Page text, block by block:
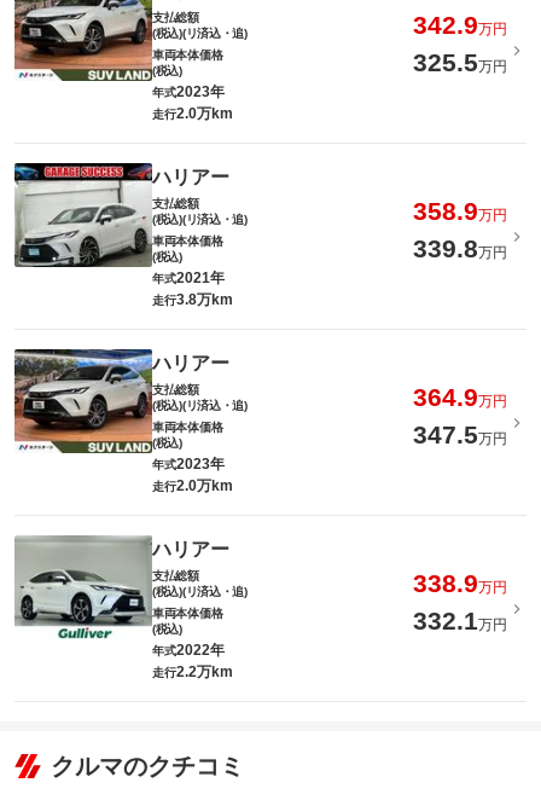
支払総額
(税込)(リ済込・追)
342.9万円
車両本体価格
(税込)
325.5万円
年式2023年
走行2.0万km
ハリアー
支払総額
(税込)(リ済込・追)
358.9万円
車両本体価格
(税込)
339.8万円
年式2021年
走行3.8万km
ハリアー
支払総額
(税込)(リ済込・追)
364.9万円
車両本体価格
(税込)
347.5万円
年式2023年
走行2.0万km
ハリアー
支払総額
(税込)(リ済込・追)
338.9万円
車両本体価格
(税込)
332.1万円
年式2022年
走行2.2万km
クルマのクチコミ